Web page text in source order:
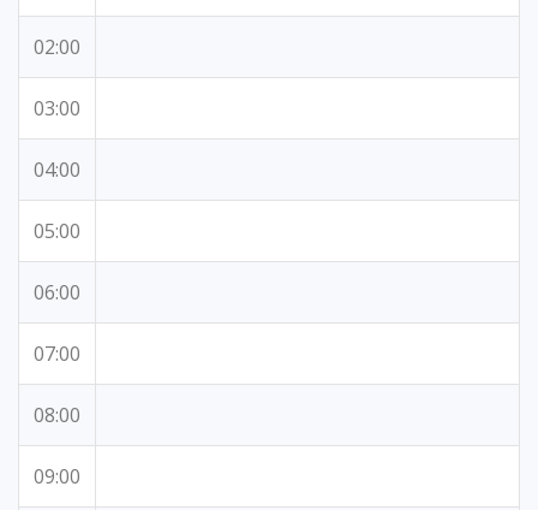
02:00
03:00
04:00
05:00
06:00
07:00
08:00
09:00